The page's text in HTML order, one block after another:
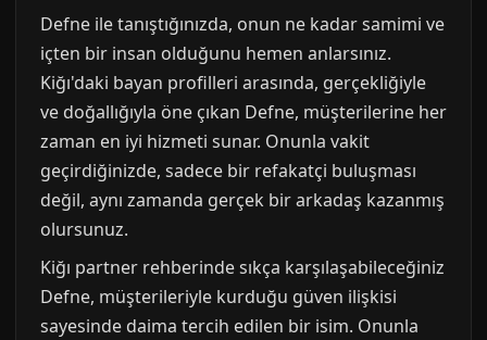
Defne ile tanıştığınızda, onun ne kadar samimi ve
içten bir insan olduğunu hemen anlarsınız.
Kiğı'daki bayan profilleri arasında, gerçekliğiyle
ve doğallığıyla öne çıkan Defne, müşterilerine her
zaman en iyi hizmeti sunar. Onunla vakit
geçirdiğinizde, sadece bir refakatçi buluşması
değil, aynı zamanda gerçek bir arkadaş kazanmış
olursunuz.
Kiğı partner rehberinde sıkça karşılaşabileceğiniz
Defne, müşterileriyle kurduğu güven ilişkisi
sayesinde daima tercih edilen bir isim. Onunla